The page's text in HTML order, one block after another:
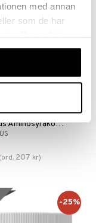
med annan
som de har
vår webbplats.
Alpha Plus Aminosyrakomplex
(ord. 207 kr)
-25%